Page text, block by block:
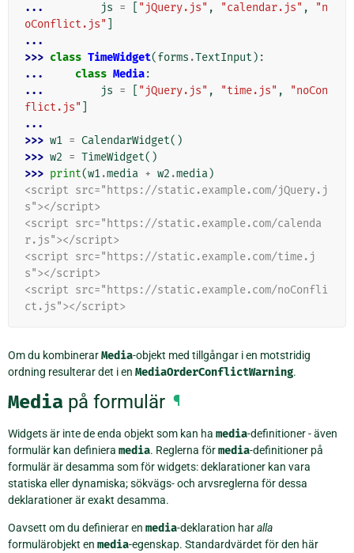
...
js = "jQuery.js" , "calendar.js" ,
"n
oConflict.js"
...
>>> class TimeWidget(forms .TextInput ):
...
class Media:
...
js = "jQuery.js" , "time.js" ,
"noCon
flict.js"
...
>>> w1 = CalendarWidget()
>>> w2 = TimeWidget()
>>> print(w1.media + w2 .media)
<script src="https://static.example.com/jQuery.j
s"></script>
<script src="https://static.example.com/calenda
r.js"></script>
<script src="https://static.example.com/time.j
s"></script>
<script src="https://static.example.com/noConfli
ct.js"></script>
Om du kombinerarMedia-objekt med tillgångar i en motstridig
ordning resulterar det i en MediaOrderConflictWarning.
Media på formulär ¶
Widgets är inte de enda objekt som kan ha media-definitioner - även
formulär kan definiera media. Reglerna förmedia-definitioner på
formulär är desamma som för widgets: deklarationer kan vara
statiska eller dynamiska; sökvägs- och arvsreglerna för dessa
deklarationer är exakt desamma.
Oavsett om du definierar en media-deklaration haralla
formulärobjekt en media-egenskap. Standardvärdet för den här